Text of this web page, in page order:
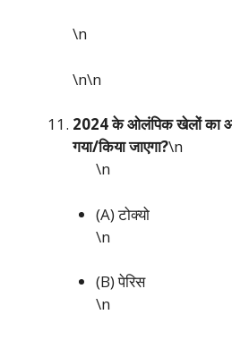
\n
\n\n
2024 के ओलंपिक खेलों का
गया/किया जाएगा?\n
\n
(A) टोक्यो
\n
(B) पेरिस
\n